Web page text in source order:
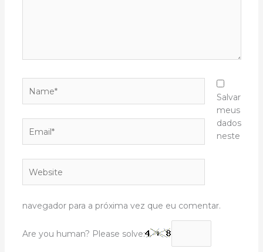
Salvar
meus
dados
neste
navegador para a próxima vez que eu comentar.
Are you human? Please solve: